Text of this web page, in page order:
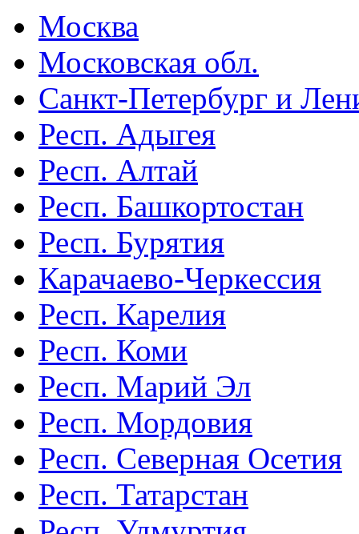
Москва
Московская обл.
Санкт-Петербург и
Респ. Адыгея
Респ. Алтай
Респ. Башкортостан
Респ. Бурятия
Карачаево-Черкессия
Респ. Карелия
Респ. Коми
Респ. Марий Эл
Респ. Мордовия
Респ. Северная Осетия
Респ. Татарстан